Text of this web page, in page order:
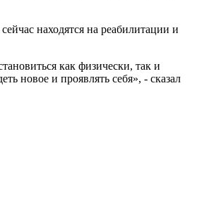
находятся на реабилитации и
как физически, так и
новое и проявлять себя», - сказал